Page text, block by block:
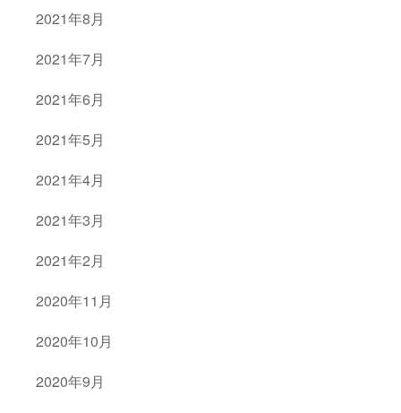
2021年8月
2021年7月
2021年6月
2021年5月
2021年4月
2021年3月
2021年2月
2020年11月
2020年10月
2020年9月